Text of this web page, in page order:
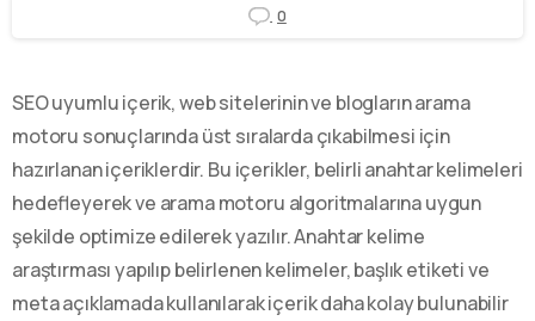
0
SEO uyumlu içerik, web sitelerinin ve blogların arama
motoru sonuçlarında üst sıralarda çıkabilmesi için
hazırlanan içeriklerdir. Bu içerikler, belirli anahtar kelimeleri
hedefleyerek ve arama motoru algoritmalarına uygun
şekilde optimize edilerek yazılır. Anahtar kelime
araştırması yapılıp belirlenen kelimeler, başlık etiketi ve
meta açıklamada kullanılarak içerik daha kolay bulunabilir